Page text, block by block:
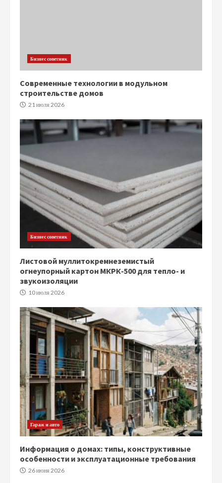
Бизнес советник
Современные технологии в модульном
строительстве домов
21 июля 2026
Бизнес советник
Листовой муллитокремнеземистый
огнеупорный картон МКРК-500 для тепло- и
звукоизоляции
10 июля 2026
Гараж и авто
Информация о домах: типы, конструктивные
особенности и эксплуатационные требования
26 июня 2026